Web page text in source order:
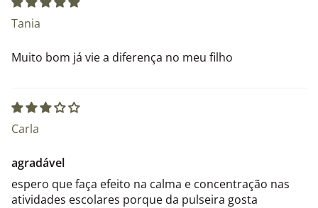
Tania
Muito bom já vie a diferença no meu filho
Carla
agradável
espero que faça efeito na calma e concentração nas
atividades escolares porque da pulseira gosta